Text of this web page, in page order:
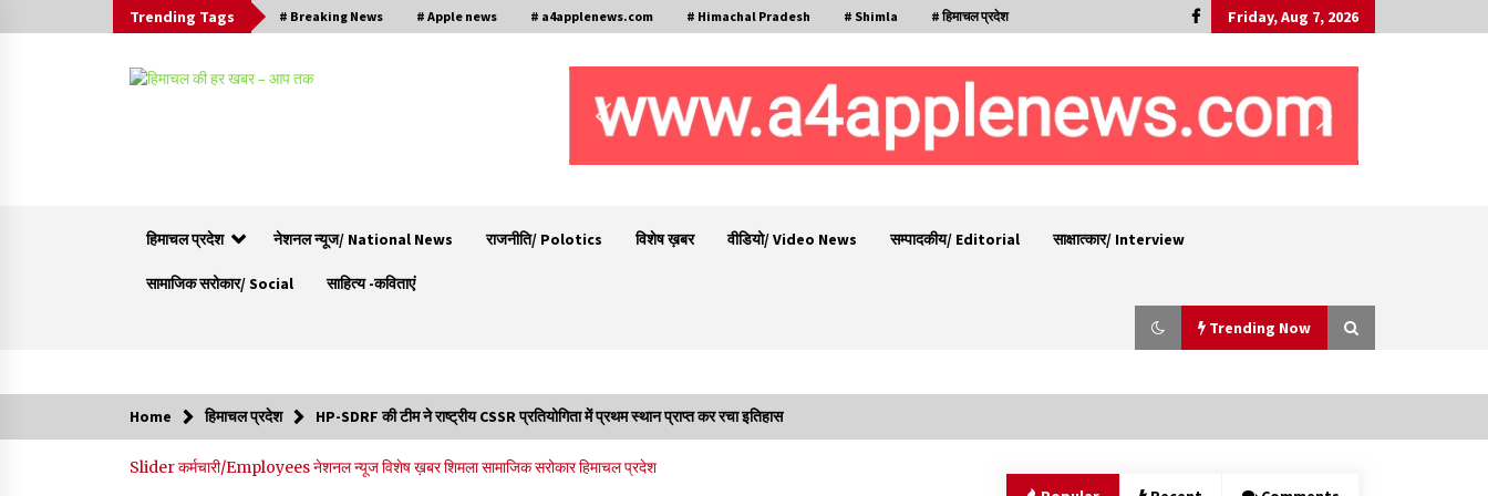
Trending Tags # Breaking News # Apple news # a4applenews.com # Himachal Pradesh # Shimla # हिमाचल प्रदेश Friday, Aug 7, 2026
हिमाचल प्रदेश नेशनल न्यूज/ National News राजनीति/ Polotics विशेष ख़बर वीडियो/ Video News सम्पादकीय/ Editorial साक्षात्कार/ Interview
सामाजिक सरोकार/ Social साहित्य -कविताएं
Trending Now
सरकार ने सेब उत्पादकों की तोड़ी कमर- संदीपनी
Home हिमाचल प्रदेश HP-SDRF की टीम ने राष्ट्रीय CSSR प्रतियोगिता में प्रथम स्थान प्राप्त कर रचा इतिहास
Sliderकर्मचारी/Employeesनेशनल न्यूजविशेष ख़बरशिमलासामाजिक सरोकारहिमाचल प्रदेश